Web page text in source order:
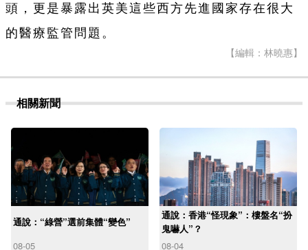
頭，更是暴露出英美這些西方先進國家存在很大
的醫療監管問題。
【編輯：林曉惠】
相關新聞
通說：“綠營”選前集體“變色”
08-05
通說：香港“怪現象”：樓盤名“扮
鬼嚇人”？
08-04